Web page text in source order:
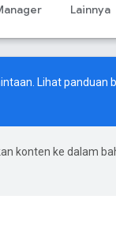
Lainnya
Lihatpanduan
konten ke dalam